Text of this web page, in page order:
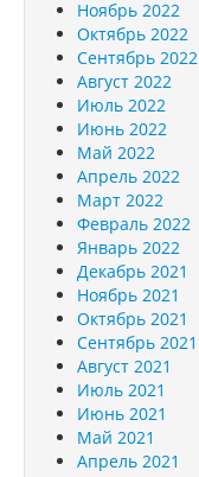
Ноябрь 2022
Октябрь 2022
Сентябрь 2022
Август 2022
Июль 2022
Июнь 2022
Май 2022
Апрель 2022
Март 2022
Февраль 2022
Январь 2022
Декабрь 2021
Ноябрь 2021
Октябрь 2021
Сентябрь 2021
Август 2021
Июль 2021
Июнь 2021
Май 2021
Апрель 2021